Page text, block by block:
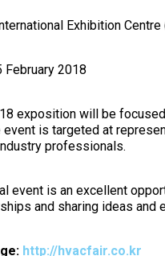
Exhibition Centre
February 2018
exposition will be
event is targeted at
professionals.
event is an excellent
and sharing ideas and
http://hvacfair.co.kr